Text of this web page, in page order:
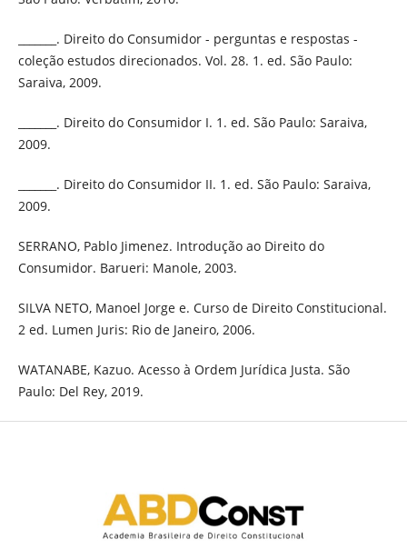
_______. Direito do Consumidor - perguntas e respostas -
coleção estudos direcionados. Vol. 28. 1. ed. São Paulo:
Saraiva, 2009.
_______. Direito do Consumidor I. 1. ed. São Paulo: Saraiva,
2009.
_______. Direito do Consumidor II. 1. ed. São Paulo: Saraiva,
2009.
SERRANO, Pablo Jimenez. Introdução ao Direito do
Consumidor. Barueri: Manole, 2003.
SILVA NETO, Manoel Jorge e. Curso de Direito Constitucional.
2 ed. Lumen Juris: Rio de Janeiro, 2006.
WATANABE, Kazuo. Acesso à Ordem Jurídica Justa. São
Paulo: Del Rey, 2019.